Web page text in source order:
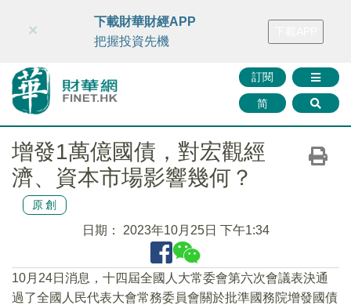
財華智庫網 FINTV FINMETA 財華證券 媒體矩陣
訂閱
简
×
下載財華財經APP
把握投資先機
增發1萬億國債，對宏觀經
濟、資本市場影響幾何？
原創
日期： 2023年10月25日 下午1:34
10月24日消息，十四屆全國人大常委會第六次會議表決通
過了全國人民代表大會常務委員會關於批準國務院增發國債